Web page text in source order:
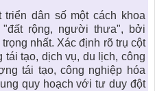
triển dân số một cách khoa
rộng, người thưa", bởi
nhất. Xác định rõ trụ cột
tạo, dịch vụ, du lịch, công
tái tạo, công nghiệp hóa
quy hoạch với tư duy đột